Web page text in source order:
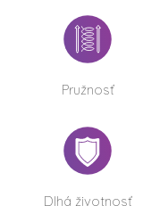
Pružnosť
Dlhá životnosť